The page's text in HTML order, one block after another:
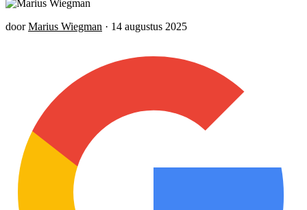
door Marius Wiegman · 14 augustus 2025